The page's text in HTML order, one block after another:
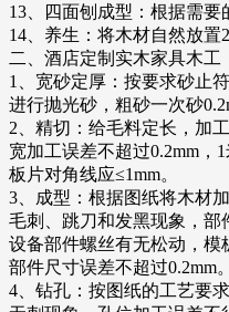
13、四面刨成型：根据需要
14、养生：将木材自然放置
二、酒店定制实木家具木工
1、宽砂定厚：按要求砂止
进行抛光砂，粗砂一次砂
2、精切：给毛料定长，加
宽加工误差不超过0.2mm，
板片对角线应≤1mm。
3、成型：根据图纸将木材
毛刺、跳刀和发黑现象，部
设备部件螺丝有无松动，模
部件尺寸误差不超过0.2mm。
4、钻孔：按图纸的工艺要